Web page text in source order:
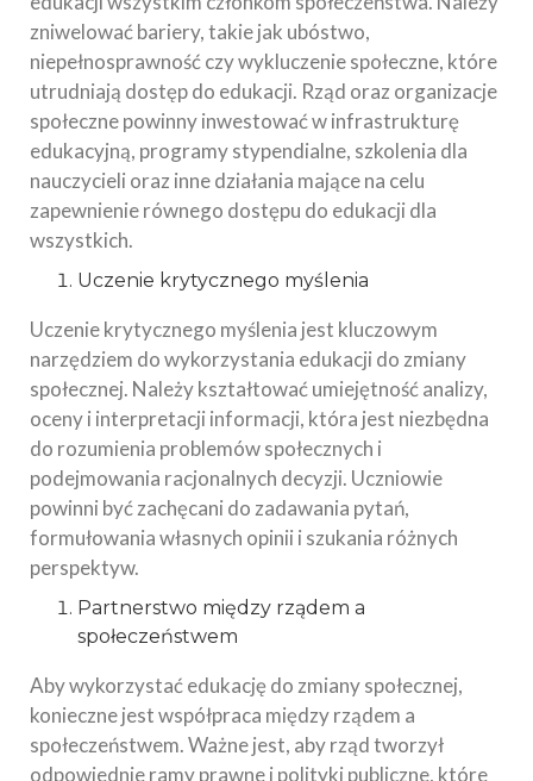
zniwelować bariery, takie jak ubóstwo,
niepełnosprawność czy wykluczenie społeczne, które
utrudniają dostęp do edukacji. Rząd oraz organizacje
społeczne powinny inwestować w infrastrukturę
edukacyjną, programy stypendialne, szkolenia dla
nauczycieli oraz inne działania mające na celu
zapewnienie równego dostępu do edukacji dla
wszystkich.
Uczenie krytycznego myślenia
Uczenie krytycznego myślenia jest kluczowym
narzędziem do wykorzystania edukacji do zmiany
społecznej. Należy kształtować umiejętność analizy,
oceny i interpretacji informacji, która jest niezbędna
do rozumienia problemów społecznych i
podejmowania racjonalnych decyzji. Uczniowie
powinni być zachęcani do zadawania pytań,
formułowania własnych opinii i szukania różnych
perspektyw.
Partnerstwo między rządem a
społeczeństwem
Aby wykorzystać edukację do zmiany społecznej,
konieczne jest współpraca między rządem a
społeczeństwem. Ważne jest, aby rząd tworzył
odpowiednie ramy prawne i polityki publiczne, które